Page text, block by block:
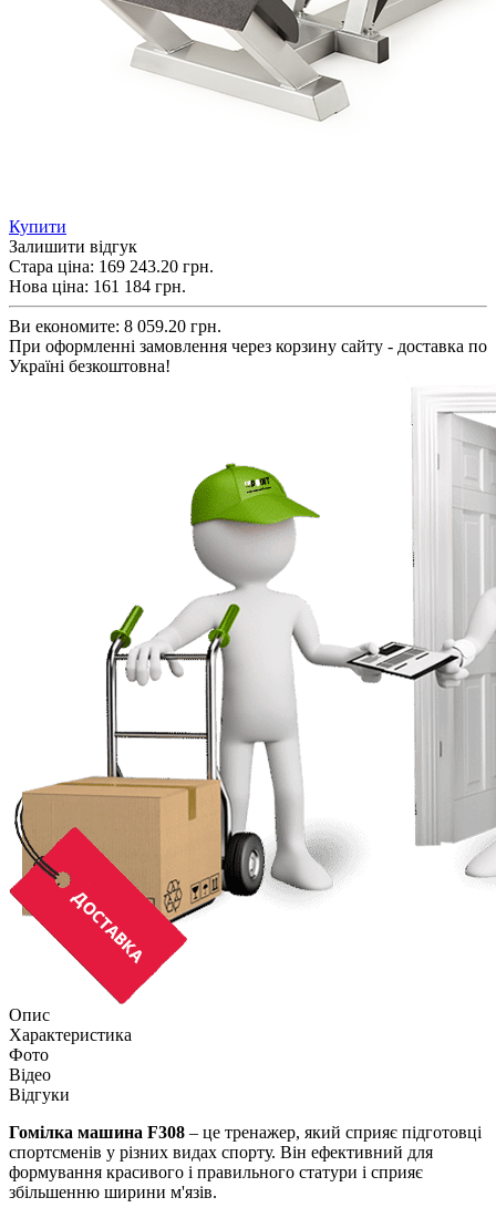
Купити
Залишити відгук
Стара ціна: 169 243.20 грн.
Нова ціна: 161 184 грн.
Ви економите: 8 059.20 грн.
При оформленні замовлення через корзину сайту - доставка по
Україні безкоштовна!
Опис
Характеристика
Фото
Відео
Відгуки
Гомілка машина F308 – це тренажер, який сприяє підготовці
спортсменів у різних видах спорту. Він ефективний для
формування красивого і правильного статури і сприяє
збільшенню ширини м'язів.